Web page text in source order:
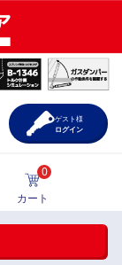
0
カート
ゲスト様
ログイン